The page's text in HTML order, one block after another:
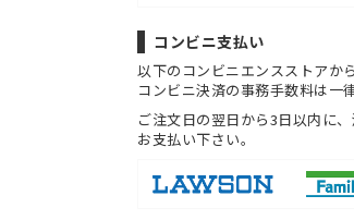
コンビニ支払い
以下のコンビニエンスストアか
コンビニ決済の事務手数料は一
ご注文日の翌日から3日以内に
お支払い下さい。